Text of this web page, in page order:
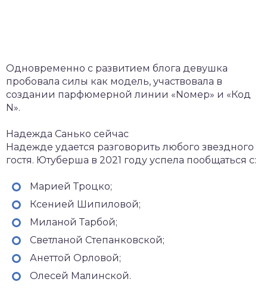
Одновременно с развитием блога девушка
пробовала силы как модель, участвовала в
создании парфюмерной линии «Nомер» и «Код
N».
Надежда Санько сейчас
Надежде удается разговорить любого звездного
гостя. Ютуберша в 2021 году успела пообщаться с:
Марией Троцко;
Ксенией Шипиловой;
Миланой Тарбой;
Светланой Степанковской;
Анеттой Орловой;
Олесей Малинской.